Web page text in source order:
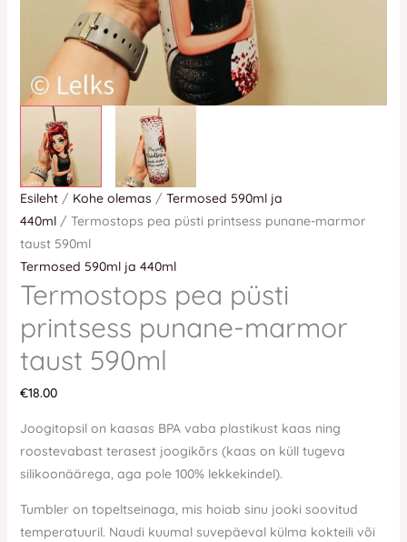
Esileht/ Kohe olemas / Termosed 590ml ja
440ml/ Termostops pea püsti printsess punane-marmor
taust 590ml
Termosed 590ml ja 440ml
Termostops pea püsti
printsess punane-marmor
taust 590ml
€18.00
Joogitopsil on kaasas BPA vaba plastikust kaas ning
roostevabast terasest joogikõrs (kaas on küll tugeva
silikoonäärega, aga pole 100% lekkekindel).
Tumbler on topeltseinaga, mis hoiab sinu jooki soovitud
temperatuuril. Naudi kuumal suvepäeval külma kokteili või